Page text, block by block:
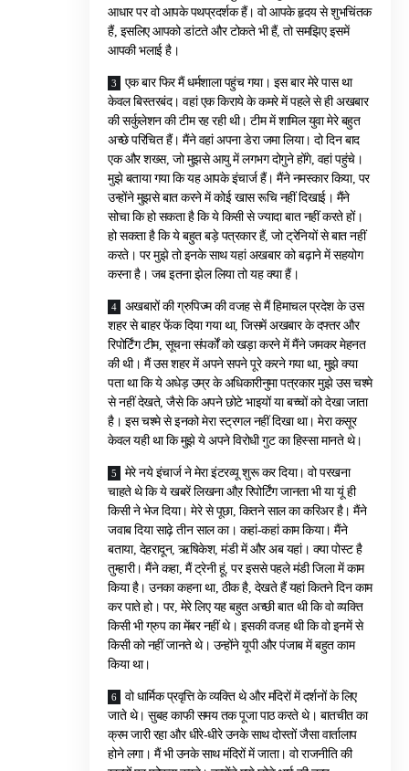
आधार पर वो आपके पथप्रदर्शक हैं। वो आपके हृदय से शुभचिंतक
हैं, इसलिए आपको डांटते और टोकते भी हैं, तो समझिए इसमें
आपकी भलाई है।
एक बार फिर मैं धर्मशाला पहुंच गया। इस बार मेरे पास था
केवल बिस्तरबंद। वहां एक किराये के कमरे में पहले से ही अखबार
की सर्कुलेशन की टीम रह रही थी। टीम में शामिल युवा मेरे बहुत
अच्छे परिचित हैं। मैंने वहां अपना डेरा जमा लिया। दो दिन बाद
एक और शख्स, जो मुझसे आयु में लगभग दोगुने होंगे, वहां पहुंचे।
मुझे बताया गया कि यह आपके इंचार्ज हैं। मैंने नमस्कार किया, पर
उन्होंने मुझसे बात करने में कोई खास रूचि नहीं दिखाई। मैंने
सोचा कि हो सकता है कि ये किसी से ज्यादा बात नहीं करते हों।
हो सकता है कि ये बहुत बड़े पत्रकार हैं, जो ट्रेनियों से बात नहीं
करते। पर मुझे तो इनके साथ यहां अखबार को बढ़ाने में सहयोग
करना है। जब इतना झेल लिया तो यह क्या हैं।
अखबारों की ग्रुपिज्म की वजह से मैं हिमाचल प्रदेश के उस
शहर से बाहर फेंक दिया गया था, जिसमें अखबार के दफ्तर और
रिपोर्टिंग टीम, सूचना संपर्कों को खड़ा करने में मैंने जमकर मेहनत
की थी। मैं उस शहर में अपने सपने पूरे करने गया था, मुझे क्या
पता था कि ये अधेड़ उम्र के अधिकारीनुमा पत्रकार मुझे उस चश्मे
से नहीं देखते, जैसे कि अपने छोटे भाइयों या बच्चों को देखा जाता
है। इस चश्मे से इनको मेरा स्ट्रगल नहीं दिखा था। मेरा कसूर
केवल यही था कि मुझे ये अपने विरोधी गुट का हिस्सा मानते थे।
मेरे नये इंचार्ज ने मेरा इंटरव्यू शुरू कर दिया। वो परखना
चाहते थे कि ये खबरें लिखना औऱ रिपोर्टिंग जानता भी या यूं ही
किसी ने भेज दिया। मेरे से पूछा, कितने साल का करिअर है। मैंने
जवाब दिया साढ़े तीन साल का। कहां-कहां काम किया। मैंने
बताया, देहरादून, ऋषिकेश, मंडी में और अब यहां। क्या पोस्ट है
तुम्हारी। मैंने कहा, मैं ट्रेनी हूं, पर इससे पहले मंडी जिला में काम
किया है। उनका कहना था, ठीक है, देखते हैं यहां कितने दिन काम
कर पाते हो। पर, मेरे लिए यह बहुत अच्छी बात थी कि वो व्यक्ति
किसी भी ग्रुप का मेंबर नहीं थे। इसकी वजह थी कि वो इनमें से
किसी को नहीं जानते थे। उन्होंने यूपी और पंजाब में बहुत काम
किया था।
वो धार्मिक प्रवृत्ति के व्यक्ति थे और मंदिरों में दर्शनों के लिए
जाते थे। सुबह काफी समय तक पूजा पाठ करते थे। बातचीत का
क्रम जारी रहा और धीरे-धीरे उनके साथ दोस्तों जैसा वार्तालाप
होने लगा। मैं भी उनके साथ मंदिरों में जाता। वो राजनीति की